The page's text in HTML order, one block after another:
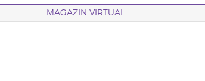
MAGAZIN VIRTUAL